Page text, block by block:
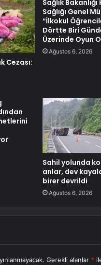
Cezası:
Sağlık Bakanlığı
Sağlığı Genel
“İlkokul
Dörtte Biri
Üzerinde Oyun
Ağustos 6, 2026
Sahil yolunda
anlar, dev
birer devrildi
Ağustos 6, 2026
Gerekli alanlar *